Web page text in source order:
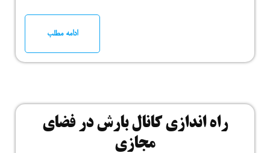
ادامه مطلب
راه اندازی کانال بارش در فضای
مجازی